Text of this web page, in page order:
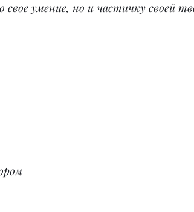
умение, но и частичку своей